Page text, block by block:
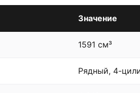
Значение
1591 см³
Рядный, 4-